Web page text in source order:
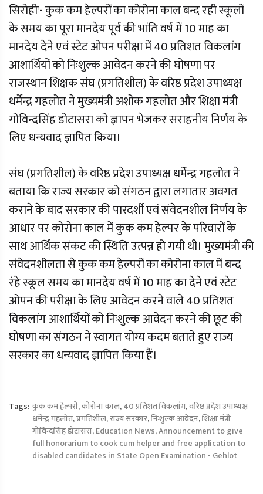
सिरोहीः- कुक कम हेल्परों का कोरोना काल बन्द रही स्कूलों
के समय का पूरा मानदेय पूर्व की भांति वर्ष में 10 माह का
मानदेय देने एवं स्टेट ओपन परीक्षा में 40 प्रतिशत विकलांग
आशार्थियों को निःशुल्क आवेदन करने की घोषणा पर
राजस्थान शिक्षक संघ (प्रगतिशील) के वरिष्ठ प्रदेश उपाध्यक्ष
धर्मेन्द्र गहलोत ने मुख्यमंत्री अशोक गहलोत और शिक्षा मंत्री
गोविन्दसिंह डोटासरा को ज्ञापन भेजकर सराहनीय निर्णय के
लिए धन्यवाद ज्ञापित किया।
संघ (प्रगतिशील) के वरिष्ठ प्रदेश उपाध्यक्ष धर्मेन्द्र गहलोत ने
बताया कि राज्य सरकार को संगठन द्वारा लगातार अवगत
कराने के बाद सरकार की पारदर्शी एवं संवेदनशील निर्णय के
आधार पर कोरोना काल में कुक कम हेल्पर के परिवारों के
साथ आर्थिक संकट की स्थिति उत्पन्न हो गयी थी। मुख्यमंत्री की
संवेदनशीलता से कुक कम हेल्परों का कोरोना काल में बन्द
रंहे स्कूल समय का मानदेय वर्ष में 10 माह का देने एवं स्टेट
ओपन की परीक्षा के लिए आवेदन करने वाले 40 प्रतिशत
विकलांग आशार्थियों को निःशुल्क आवेदन करने की छूट की
घोषणा का संगठन ने स्वागत योग्य कदम बताते हुए राज्य
सरकार का धन्यवाद ज्ञापित किया हैं।
Tags: कुक कम हेल्परों,कोरोना काल,40 प्रतिशत विकलांग,वरिष्ठ प्रदेश उपाध्यक्ष
धर्मेन्द्र गहलोत,प्रगतिशील,राज्य सरकार,निःशुल्क आवेदन,शिक्षा मंत्री
गोविन्दसिंह डोटासरा,Education News,Announcement to give
full honorarium to cook cum helper and free application to
disabled candidates in State Open Examination - Gehlot